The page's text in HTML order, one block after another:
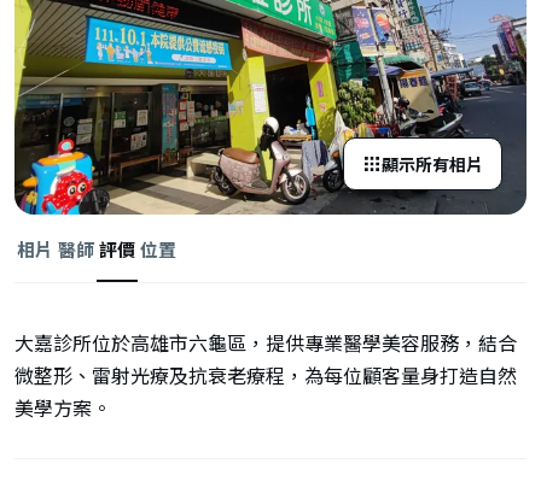
顯示所有相片
相片 醫師評價位置
大嘉診所位於高雄市六龜區，提供專業醫學美容服務，結合
微整形、雷射光療及抗衰老療程，為每位顧客量身打造自然
美學方案。